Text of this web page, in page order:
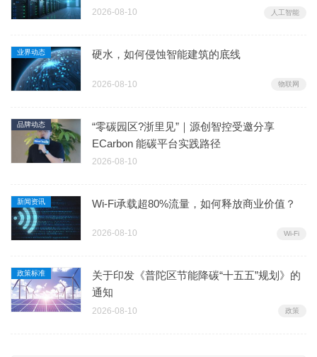
2026-08-10 人工智能
业界动态 硬水，如何侵蚀智能建筑的底线
2026-08-10 物联网
品牌动态
“零碳园区?浙里见”｜源创智控受邀分享
ECarbon 能碳平台实践路径
2026-08-10
新闻资讯 Wi-Fi承载超80%流量，如何释放商业价值？
2026-08-10 Wi-Fi
政策标准
关于印发《普陀区节能降碳“十五五”规划》的
通知
2026-08-10 政策